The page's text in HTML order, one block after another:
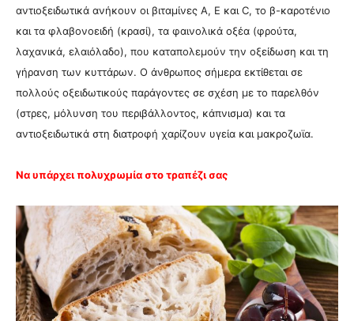
αντιοξειδωτικά ανήκουν οι βιταμίνες Α, Ε και C, το β-καροτένιο
και τα φλαβονοειδή (κρασί), τα φαινολικά οξέα (φρούτα,
λαχανικά, ελαιόλαδο), που καταπολεμούν την οξείδωση και τη
γήρανση των κυττάρων. Ο άνθρωπος σήμερα εκτίθεται σε
πολλούς οξειδωτικούς παράγοντες σε σχέση με το παρελθόν
(στρες, μόλυνση του περιβάλλοντος, κάπνισμα) και τα
αντιοξειδωτικά στη διατροφή χαρίζουν υγεία και μακροζωϊα.
Να υπάρχει πολυχρωμία στο τραπέζι σας